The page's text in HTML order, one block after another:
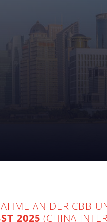
AN DER CBB
2025 (CHINA